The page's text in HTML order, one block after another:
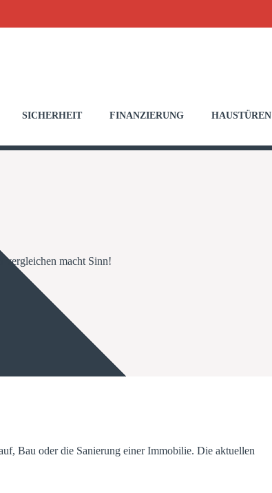
SICHERHEIT FINANZIERUNG HAUSTÜREN
Bau oder die Sanierung einer Immobilie. Die aktuellen